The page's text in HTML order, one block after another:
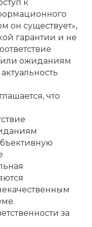
к
он существует»,
гарантии и не
или ожиданиям
что
за